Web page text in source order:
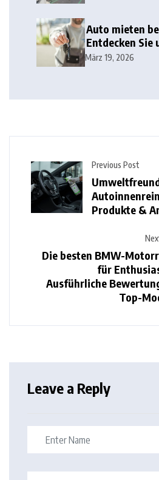
Auto mieten
Entdecken Sie
Auswahl!
März 19, 2026
Previous Post
Produkte &
Die besten BMW-
für
Ausführliche
Top-
Leave a Reply